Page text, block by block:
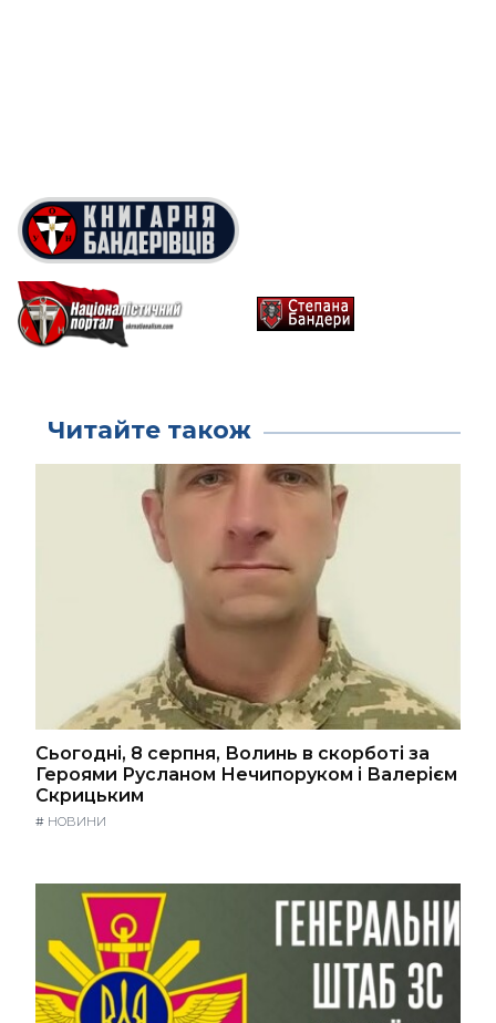
Читайте також
Сьогодні, 8 серпня, Волинь в скорботі за
Героями Русланом Нечипоруком і Валерієм
Скрицьким
# НОВИНИ